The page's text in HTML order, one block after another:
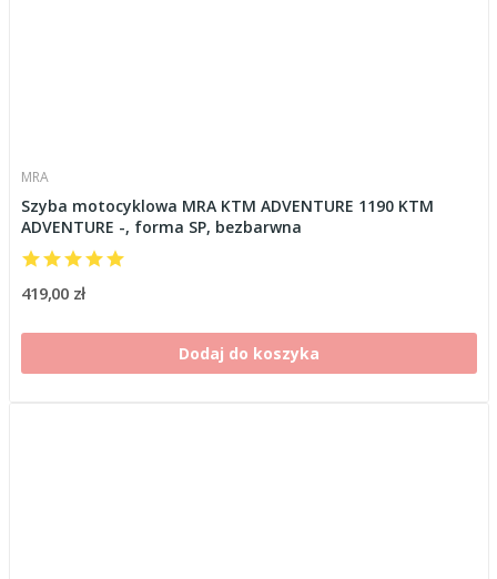
MRA
Szyba motocyklowa MRA KTM ADVENTURE 1190 KTM
ADVENTURE -, forma SP, bezbarwna
419,00 zł
Dodaj do koszyka